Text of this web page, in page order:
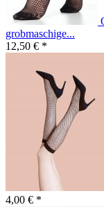
grobmaschige...
12,50 € *
4,00 € *